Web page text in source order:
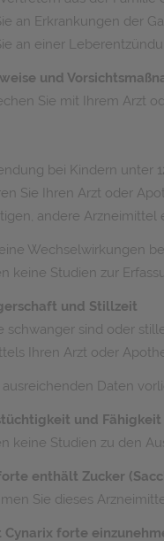
an Erkrankungen der
an einer
und
Sie mit Ihrem Arzt
bei Kindern unter
Sie Ihren Arzt oder
andere
Wechselwirkungen
keine Studien zur
und Stillzeit
schwanger sind oder
Ihren Arzt oder
ausreichenden Daten
und
keine Studien zu den
enthält Zucker
Sie dieses
Cynarix forte